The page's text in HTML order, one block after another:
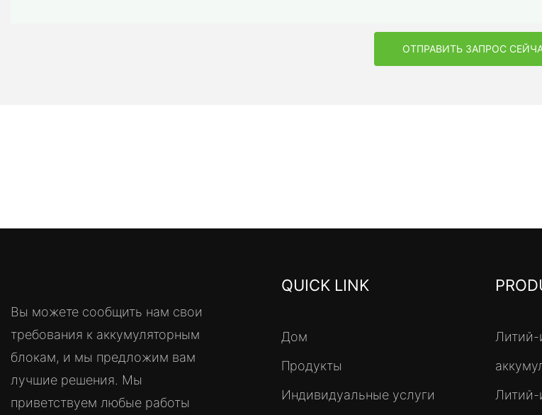
ОТПРАВИТЬ ЗАПРОС
Вы можете сообщить нам свои
требования к аккумуляторным
блокам, и мы предложим вам
лучшие решения. Мы
приветствуем любые работы
QUICK LINK
Дом
Продукты
Индивидуальные услуги
Литий-